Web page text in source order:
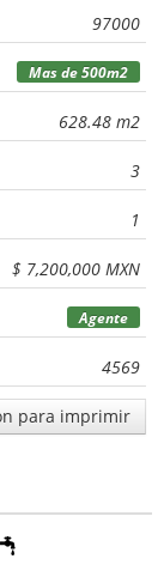
97000
Mas de 500m2
628.48 m2
3
1
$ 7,200,000 MXN
Agente
4569
para imprimir